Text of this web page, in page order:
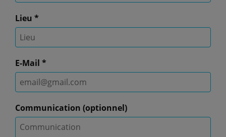
Lieu *
E-Mail *
Communication (optionnel)